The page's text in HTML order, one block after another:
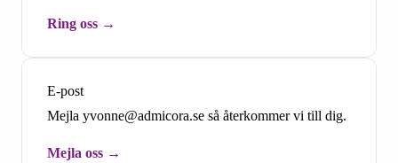
Ring oss
E-post
Mejla yvonne@admicora.se så återkommer vi till dig.
Mejla oss